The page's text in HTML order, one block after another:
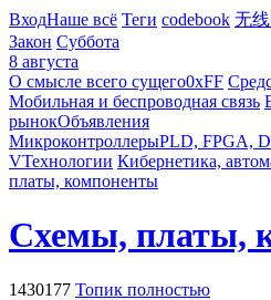
ВходНаше всё Теги codebook 无
Закон Суббота
8 августа
О смысле всего сущего0xFF
Мобильная и беспроводная связь
рынокОбъявления
МикроконтроллерыPLD, FPGA,
VТехнологии Кибернетика,
платы, компоненты
Схемы, платы,
1430177 Топик полностью